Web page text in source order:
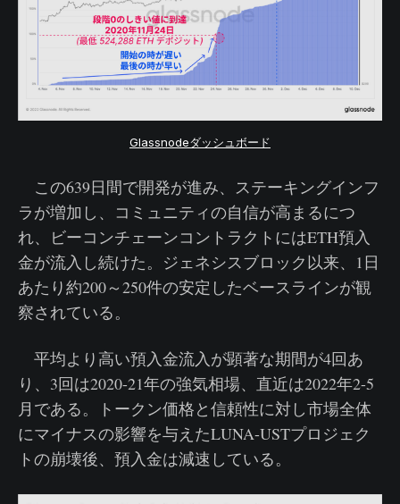
Glassnodeダッシュボード
この639日間で開発が進み、ステーキングインフ
ラが増加し、コミュニティの自信が高まるにつ
れ、ビーコンチェーンコントラクトにはETH預入
金が流入し続けた。ジェネシスブロック以来、1日
あたり約200～250件の安定したベースラインが観
察されている。
平均より高い預入金流入が顕著な期間が4回あ
り、3回は2020-21年の強気相場、直近は2022年2-5
月である。トークン価格と信頼性に対し市場全体
にマイナスの影響を与えたLUNA-USTプロジェク
トの崩壊後、預入金は減速している。